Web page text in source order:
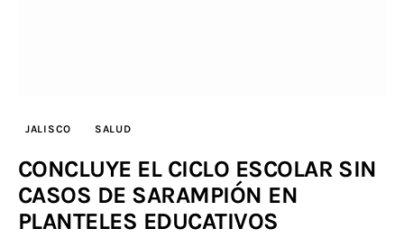
JALISCO SALUD
CONCLUYE EL CICLO ESCOLAR SIN
CASOS DE SARAMPIÓN EN
PLANTELES EDUCATIVOS